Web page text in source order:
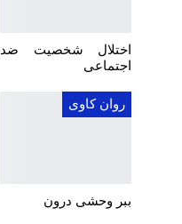
اختلال شخصیت ضد
اجتماعی
روان کاوی
ببر وحشی درون